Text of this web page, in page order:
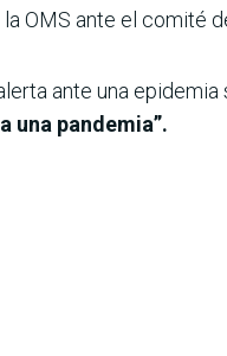
OMS ante el comité
ante una epidemia
una pandemia”.